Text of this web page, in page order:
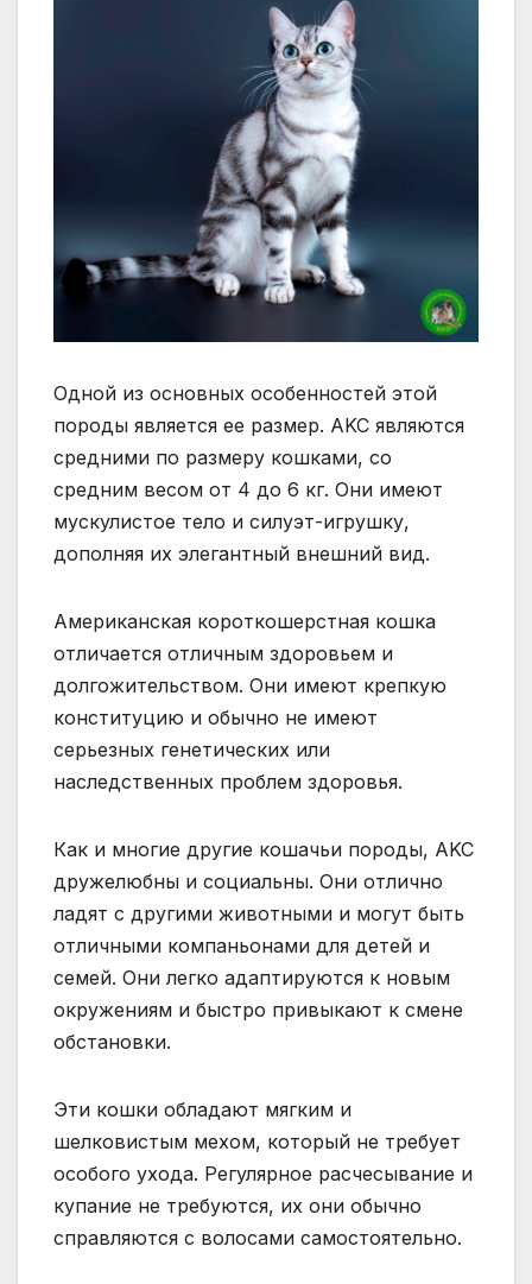
Одной из основных особенностей этой
породы является ее размер. AKC являются
средними по размеру кошками, со
средним весом от 4 до 6 кг. Они имеют
мускулистое тело и силуэт-игрушку,
дополняя их элегантный внешний вид.
Американская короткошерстная кошка
отличается отличным здоровьем и
долгожительством. Они имеют крепкую
конституцию и обычно не имеют
серьезных генетических или
наследственных проблем здоровья.
Как и многие другие кошачьи породы, AKC
дружелюбны и социальны. Они отлично
ладят с другими животными и могут быть
отличными компаньонами для детей и
семей. Они легко адаптируются к новым
окружениям и быстро привыкают к смене
обстановки.
Эти кошки обладают мягким и
шелковистым мехом, который не требует
особого ухода. Регулярное расчесывание и
купание не требуются, их они обычно
справляются с волосами самостоятельно.